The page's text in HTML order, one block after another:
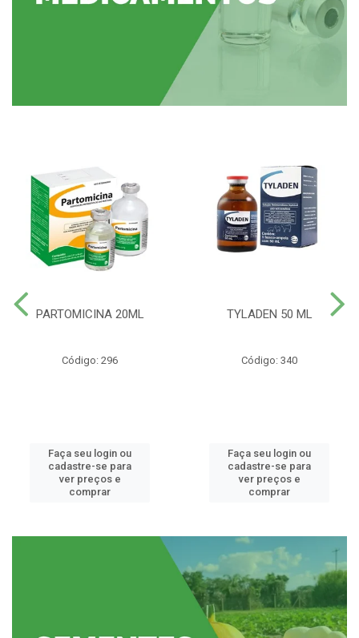
PARTOMICINA 20ML
Código: 296
Faça seu login ou
cadastre-se para
ver preços e
comprar
TYLADEN 50 ML
Código: 340
Faça seu login ou
cadastre-se para
ver preços e
comprar